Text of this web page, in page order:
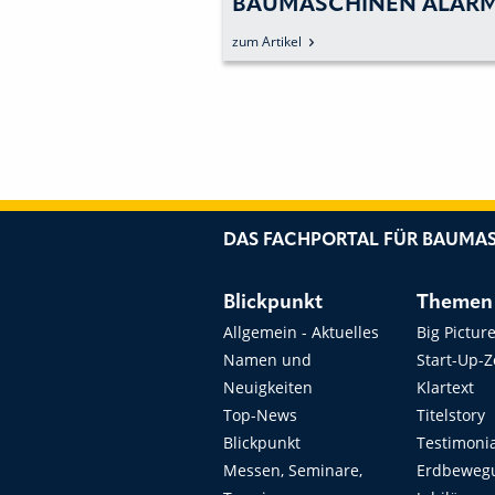
BAUMASCHINEN
SCHLAGEN
zum Artikel
DAS FACHPORTAL FÜR
Blickpunkt
Allgemein - Aktuelles
Namen und
Neuigkeiten
Top-News
Blickpunkt
Messen, Seminare,
Themen
Big
Start-Up-
Klartext
Titelstory